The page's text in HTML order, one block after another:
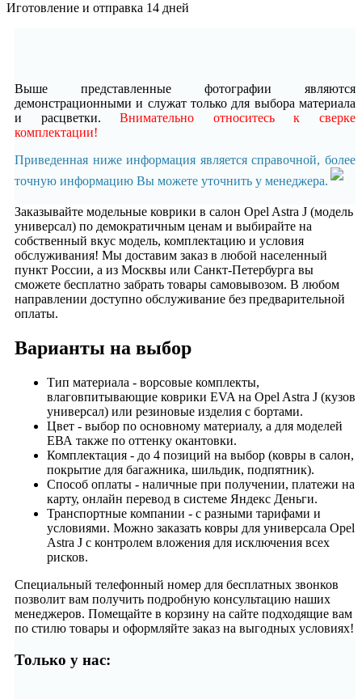
Иготовление и отправка 14 дней
Выше представленные фотографии являются
демонстрационными и служат только для выбора материала
и расцветки.Внимательно относитесь к сверке
комплектации!
Приведенная ниже информация является справочной, более
точную информацию Вы можете уточнить у менеджера.
Заказывайте модельные коврики в салон Opel Astra J (модель
универсал) по демократичным ценам и выбирайте на
собственный вкус модель, комплектацию и условия
обслуживания! Мы доставим заказ в любой населенный
пункт России, а из Москвы или Санкт-Петербурга вы
сможете бесплатно забрать товары самовывозом. В любом
направлении доступно обслуживание без предварительной
оплаты.
Варианты на выбор
Тип материала - ворсовые комплекты,
влаговпитывающие коврики EVA на Opel Astra J (кузов
универсал) или резиновые изделия с бортами.
Цвет - выбор по основному материалу, а для моделей
ЕВА также по оттенку окантовки.
Комплектация - до 4 позиций на выбор (ковры в салон,
покрытие для багажника, шильдик, подпятник).
Способ оплаты - наличные при получении, платежи на
карту, онлайн перевод в системе Яндекс Деньги.
Транспортные компании - с разными тарифами и
условиями. Можно заказать ковры для универсала Opel
Astra J с контролем вложения для исключения всех
рисков.
Специальный телефонный номер для бесплатных звонков
позволит вам получить подробную консультацию наших
менеджеров. Помещайте в корзину на сайте подходящие вам
по стилю товары и оформляйте заказ на выгодных условиях!
Только у нас: